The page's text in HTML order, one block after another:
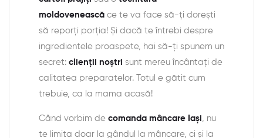
moldovenească ce te va face să-ți dorești
să reporți porția! Și dacă te întrebi despre
ingredientele proaspete, hai să-ți spunem un
secret: clienții noștri sunt mereu încântați de
calitatea preparatelor. Totul e gătit cum
trebuie, ca la mama acasă!
Când vorbim de comanda mâncare Iași , nu
te limita doar la gândul la mâncare, ci și la